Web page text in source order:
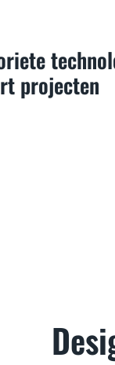
projecten